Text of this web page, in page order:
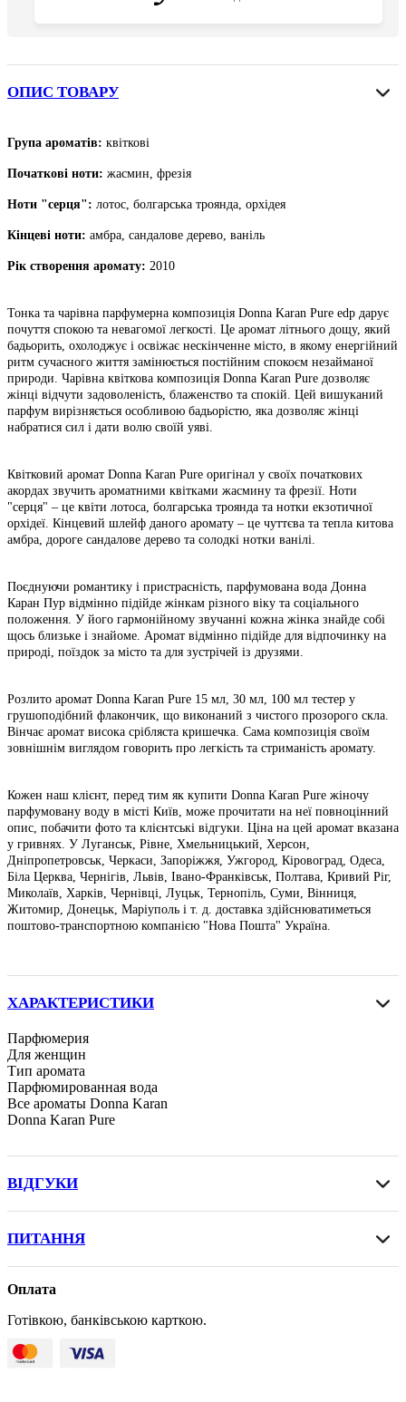
ОПИС ТОВАРУ
Група ароматів: квіткові
Початкові ноти: жасмин, фрезія
Ноти "серця": лотос, болгарська троянда, орхідея
Кінцеві ноти: амбра, сандалове дерево, ваніль
Рік створення аромату: 2010
Тонка та чарівна парфумерна композиція Donna Karan Pure edp дарує
почуття спокою та невагомої легкості. Це аромат літнього дощу, який
бадьорить, охолоджує і освіжає нескінченне місто, в якому енергійний
ритм сучасного життя замінюється постійним спокоєм незайманої
природи. Чарівна квіткова композиція Donna Karan Pure дозволяє
жінці відчути задоволеність, блаженство та спокій. Цей вишуканий
парфум вирізняється особливою бадьорістю, яка дозволяє жінці
набратися сил і дати волю своїй уяві.
Квітковий аромат Donna Karan Pure оригінал у своїх початкових
акордах звучить ароматними квітками жасмину та фрезії. Ноти
"серця" – це квіти лотоса, болгарська троянда та нотки екзотичної
орхідеї. Кінцевий шлейф даного аромату – це чуттєва та тепла китова
амбра, дороге сандалове дерево та солодкі нотки ванілі.
Поєднуючи романтику і пристрасність, парфумована вода Донна
Каран Пур відмінно підійде жінкам різного віку та соціального
положення. У його гармонійному звучанні кожна жінка знайде собі
щось близьке і знайоме. Аромат відмінно підійде для відпочинку на
природі, поїздок за місто та для зустрічей із друзями.
Розлито аромат Donna Karan Pure 15 мл, 30 мл, 100 мл тестер у
грушоподібний флакончик, що виконаний з чистого прозорого скла.
Вінчає аромат висока срібляста кришечка. Сама композиція своїм
зовнішнім виглядом говорить про легкість та стриманість аромату.
Кожен наш клієнт, перед тим як купити Donna Karan Pure жіночу
парфумовану воду в місті Київ, може прочитати на неї повноцінний
опис, побачити фото та клієнтські відгуки. Ціна на цей аромат вказана
у гривнях. У Луганськ, Рівне, Хмельницький, Херсон,
Дніпропетровськ, Черкаси, Запоріжжя, Ужгород, Кіровоград, Одеса,
Біла Церква, Чернігів, Львів, Івано-Франківськ, Полтава, Кривий Ріг,
Миколаїв, Харків, Чернівці, Луцьк, Тернопіль, Суми, Вінниця,
Житомир, Донецьк, Маріуполь і т. д. доставка здійснюватиметься
поштово-транспортною компанією "Нова Пошта" Україна.
ХАРАКТЕРИСТИКИ
Парфюмерия
Для женщин
Тип аромата
Парфюмированная вода
Все ароматы Donna Karan
Donna Karan Pure
ВІДГУКИ
ПИТАННЯ
Оплата
Готівкою, банківською карткою.